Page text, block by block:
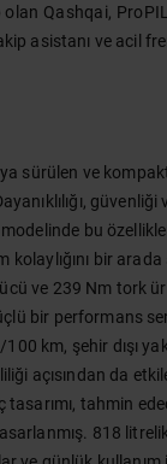
Qashqai,
asistanı ve acil
sürülen ve
bu
kolaylığını bir
ve 239 Nm tork
bir performans
km, şehir dışı
açısından da
tahmin
818